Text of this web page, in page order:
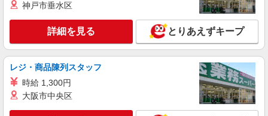
神戸市垂水区
詳細を見る とりあえずキープ
レジ・商品陳列スタッフ
時給 1,300円
大阪市中央区